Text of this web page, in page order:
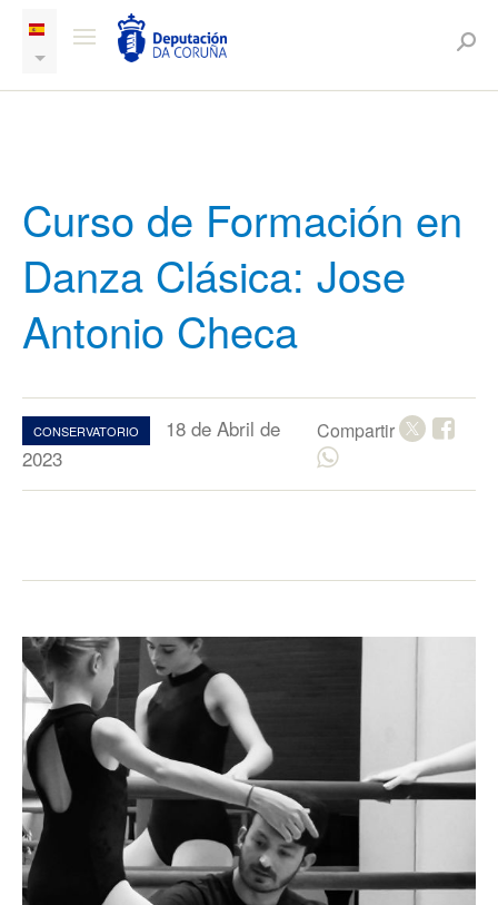
Curso de Formación en
Danza Clásica: Jose
Antonio Checa
CONSERVATORIO
18 de Abril de
2023
Compartir